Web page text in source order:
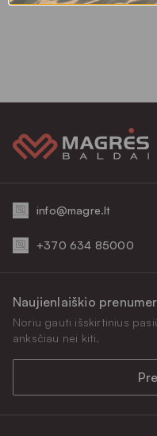
info@magre.lt
+370 634 85000
Naujienlaiškio
Noriu gauti išskirtinius
anksčiau nei kiti.